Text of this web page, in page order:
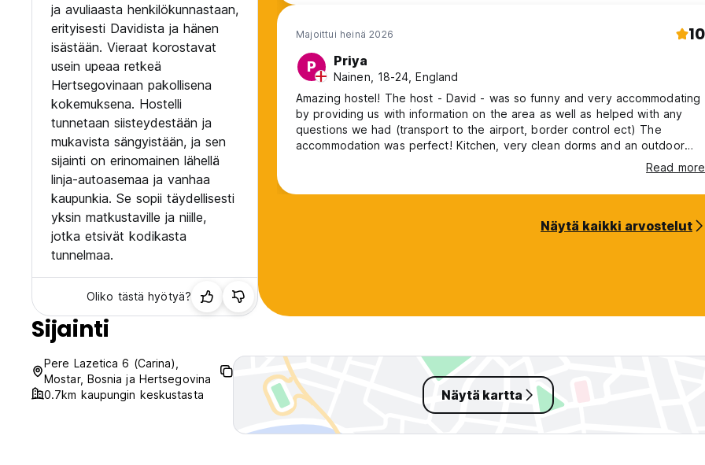
ja avuliaasta henkilökunnastaan,
erityisesti Davidista ja hänen
isästään. Vieraat korostavat
usein upeaa retkeä
Hertsegovinaan pakollisena
kokemuksena. Hostelli
tunnetaan siisteydestään ja
mukavista sängyistään, ja sen
sijainti on erinomainen lähellä
linja-autoasemaa ja vanhaa
kaupunkia. Se sopii täydellisesti
yksin matkustaville ja niille,
jotka etsivät kodikasta
tunnelmaa.
Oliko tästä hyötyä?
Majoittui heinä 2026 10
P Priya
Nainen, 18-24, England
Amazing hostel! The host - David - was so funny and very accommodating
by providing us with information on the area as well as helped with any
questions we had (transport to the airport, border control ect) The
accommodation was perfect! Kitchen, very clean dorms and an outdoor
area for socialising. Can purchase beer in the garden for a good price.
Highly recommend the tour they provide! The host is David’s dad who
provides a local point of view on the area.
Read more
Näytä kaikki arvostelut
Sijainti
Pere Lazetica 6 (Carina),
Mostar, Bosnia ja Hertsegovina
0.7km kaupungin keskustasta
Näytä kartta